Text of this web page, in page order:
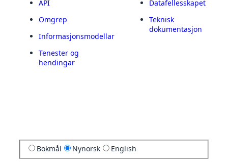
API
Omgrep
Informasjonsmodellar
Tenester og
hendingar
Datafellesskapet
Teknisk
dokumentasjon
Bokmål Nynorsk English